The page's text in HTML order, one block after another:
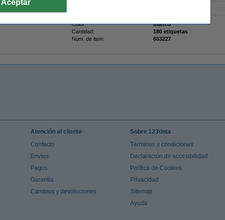
Color:
blanco
Cantidad:
180 etiquetas
Núm. de item:
653227
Atención al cliente
Contacto
Envíos
Pagos
Garantía
Cambios y devoluciones
Sobre 123tinta
Términos y condiciones
Declaración de accesibilidad
Política de Cookies
Privacidad
Sitemap
Ayuda
Aceptar